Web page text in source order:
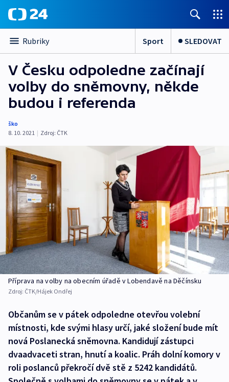
Rubriky Sport SLEDOVAT
V Česku odpoledne začínají
volby do sněmovny, někde
budou i referenda
ško
8. 10. 2021 | Zdroj: ČTK
Příprava na volby na obecním úřadě v Lobendavě na Děčínsku
Zdroj: ČTK/Hájek Ondřej
Občanům se v pátek odpoledne otevřou volební
místnosti, kde svými hlasy určí, jaké složení bude mít
nová Poslanecká sněmovna. Kandidují zástupci
dvaadvaceti stran, hnutí a koalic. Práh dolní komory v
roli poslanců překročí dvě stě z 5242 kandidátů.